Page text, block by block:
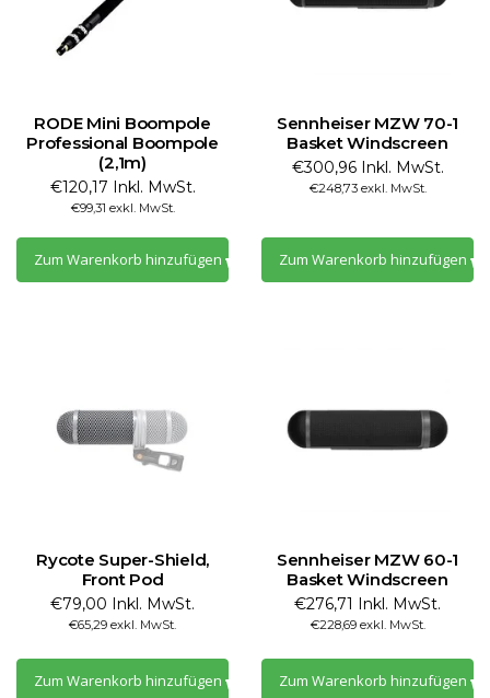
RODE Mini Boompole
Professional Boompole
(2,1m)
€120,17 Inkl. MwSt.
€99,31 exkl. MwSt.
Zum Warenkorb hinzufügen
Sennheiser MZW 70-1
Basket Windscreen
€300,96 Inkl. MwSt.
€248,73 exkl. MwSt.
Zum Warenkorb hinzufügen
Rycote Super-Shield,
Front Pod
€79,00 Inkl. MwSt.
€65,29 exkl. MwSt.
Zum Warenkorb hinzufügen
Sennheiser MZW 60-1
Basket Windscreen
€276,71 Inkl. MwSt.
€228,69 exkl. MwSt.
Zum Warenkorb hinzufügen